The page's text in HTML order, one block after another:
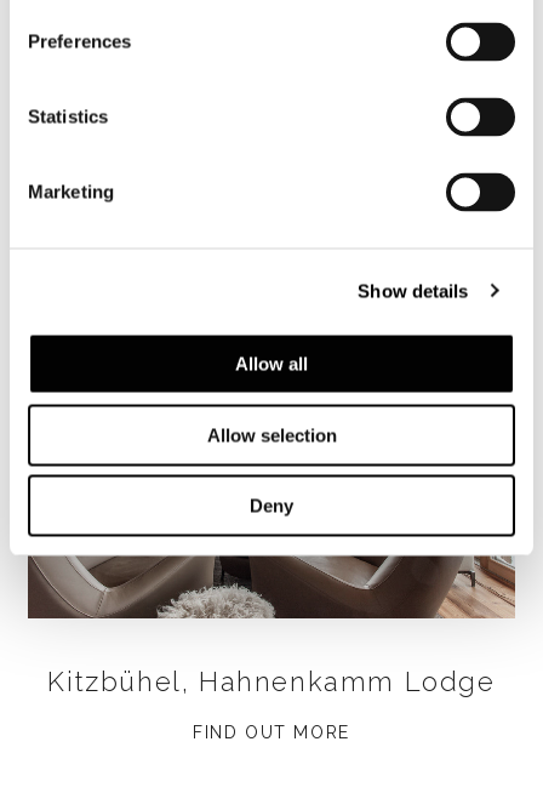
Preferences
Statistics
Marketing
Show details
Allow all
Allow selection
Deny
Saint Barth, villa Castle Rock
Kitzbühel, Hahnenkamm Lodge
FIND OUT MORE